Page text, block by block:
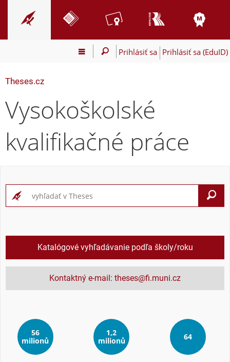
Prihlásiť sa Prihlásiť sa (EduID)
Theses.cz
Vysokoškolské
kvalifikačné práce
Katalógové vyhľadávanie podľa školy/roku
Kontaktný e-mail: theses@fi.muni.cz
56
milionů
1,2
milionů
64